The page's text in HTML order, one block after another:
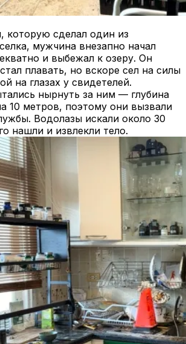
которую сделал один из
мужчина внезапно начал
и выбежал к озеру. Он
плавать, но вскоре сел на силы
на глазах у свидетелей.
нырнуть за ним — глубина
10 метров, поэтому они вызвали
Водолазы искали около 30
нашли и извлекли тело.